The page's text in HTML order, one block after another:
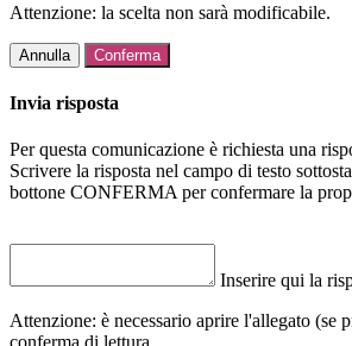
Attenzione: la scelta non sarà modificabile.
Annulla Conferma
Invia risposta
Per questa comunicazione è richiesta una
Scrivere la risposta nel campo di testo
bottone CONFERMA per confermare la
Inserire qui la
Attenzione: è necessario aprire l'allegato (se